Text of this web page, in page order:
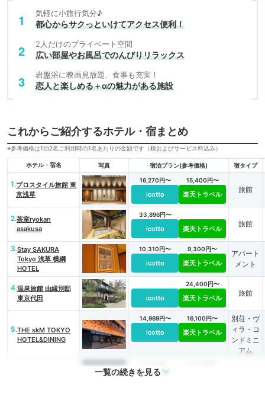
気軽に小旅行気分♪
都心からサクっといけてアクセス便利！
2人だけのプライベート空間
広い部屋やお風呂でのんびりリラックス
岩盤浴に映画見放題、食事も充実！
恋人と楽しめる＋αの魅力がある施設
これからご紹介するホテル・宿まとめ
※参考価格は1泊2名ご利用時の1名あたりの金額です（税およびサービス料込み）
ホテル・宿名 写真 宿泊プラン(参考価格) 宿タイプ
1.プロスタイル旅館 東
京浅草
16,270円〜
icotto
15,400円〜
楽天トラベル
旅館
2.茶室ryokan
asakusa
33,896円〜
icotto 楽天トラベル
旅館
3.Stay SAKURA
Tokyo 浅草 横綱
HOTEL
10,310円〜
icotto
9,300円〜
楽天トラベル
アパート
メント
4.温泉旅館 由縁別邸
東京代田
icotto
24,400円〜
楽天トラベル
旅館
5.THE skM TOKYO
HOTEL&DINING
14,969円〜
icotto
16,100円〜
楽天トラベル
別荘・ヴ
ィラ・コ
ンドミニ
アム
一覧の続きを見る